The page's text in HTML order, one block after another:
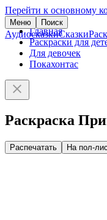
Перейти к основному
Меню Поиск
АудиосказкиСказки
Главная
Раскраски для
Для девочек
Покахонтас
Раскраска
Распечатать На пол-